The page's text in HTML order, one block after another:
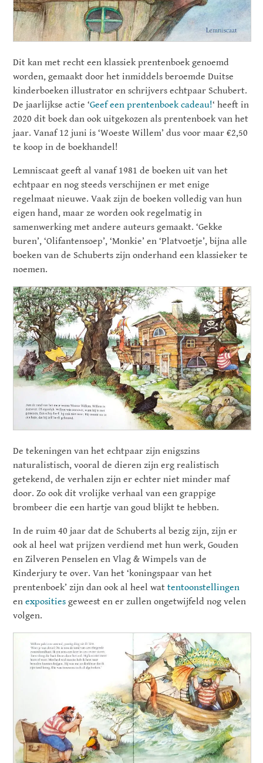
Dit kan met recht een klassiek prentenboek genoemd
worden, gemaakt door het inmiddels beroemde Duitse
kinderboeken illustrator en schrijvers echtpaar Schubert.
De jaarlijkse actie ‘Geef een prentenboek cadeau!‘ heeft in
2020 dit boek dan ook uitgekozen als prentenboek van het
jaar. Vanaf 12 juni is ‘Woeste Willem’ dus voor maar €2,50
te koop in de boekhandel!
Lemniscaat geeft al vanaf 1981 de boeken uit van het
echtpaar en nog steeds verschijnen er met enige
regelmaat nieuwe. Vaak zijn de boeken volledig van hun
eigen hand, maar ze worden ook regelmatig in
samenwerking met andere auteurs gemaakt. ‘Gekke
buren’, ‘Olifantensoep’, ‘Monkie’ en ‘Platvoetje’, bijna alle
boeken van de Schuberts zijn onderhand een klassieker te
noemen.
De tekeningen van het echtpaar zijn enigszins
naturalistisch, vooral de dieren zijn erg realistisch
getekend, de verhalen zijn er echter niet minder maf
door. Zo ook dit vrolijke verhaal van een grappige
brombeer die een hartje van goud blijkt te hebben.
In de ruim 40 jaar dat de Schuberts al bezig zijn, zijn er
ook al heel wat prijzen verdiend met hun werk, Gouden
en Zilveren Penselen en Vlag & Wimpels van de
Kinderjury te over. Van het ‘koningspaar van het
prentenboek’ zijn dan ook al heel wattentoonstellingen
enexposities geweest en er zullen ongetwijfeld nog velen
volgen.